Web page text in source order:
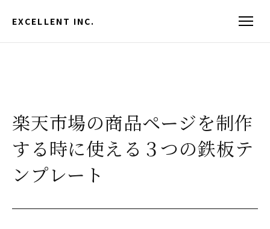
EXCELLENT INC.
楽天市場の商品ページを制作
する時に使える３つの鉄板テ
ンプレート